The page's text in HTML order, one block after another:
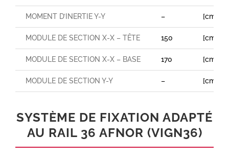
MOMENT D’INERTIE Y-Y – [cm⁴]
MODULE DE SECTION X-X – TÊTE 150 [cm³]
MODULE DE SECTION X-X – BASE 170 [cm³]
MODULE DE SECTION Y-Y – [cm³]
SYSTÈME DE FIXATION ADAPTÉ
AU RAIL 36 AFNOR (VIGN36)